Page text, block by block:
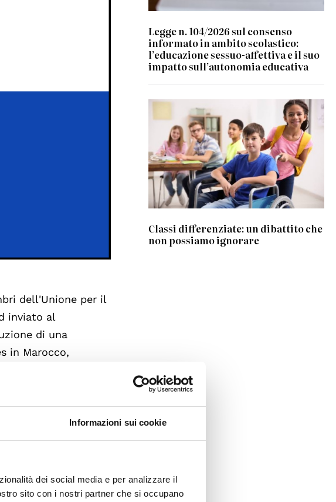
Informazioni sui cookie
dei social media e per analizzare il
sito con i nostri partner che si occupano
dell'Unione per il
inviato al
di una
in Marocco,
attenzione
patrimonio
e 3) energia
per il 2014. Il
Legge n. 104/2026 sul consenso
informato in ambito scolastico:
l’educazione sessuo-affettiva e il suo
impatto sull’autonomia educativa
Classi differenziate: un dibattito che
non possiamo ignorare